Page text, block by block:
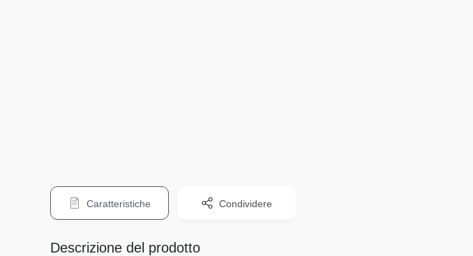
Caratteristiche Condividere
Descrizione del prodotto